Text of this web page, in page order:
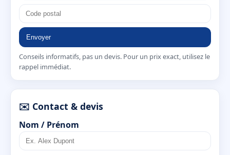
Envoyer
Conseils informatifs, pas un devis. Pour un prix exact, utilisez le
rappel immédiat.
✉️ Contact & devis
Nom / Prénom